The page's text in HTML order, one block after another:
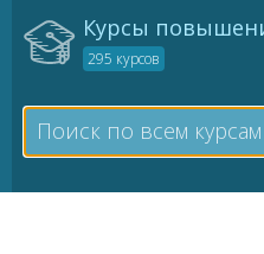
Курсы
295 курсов